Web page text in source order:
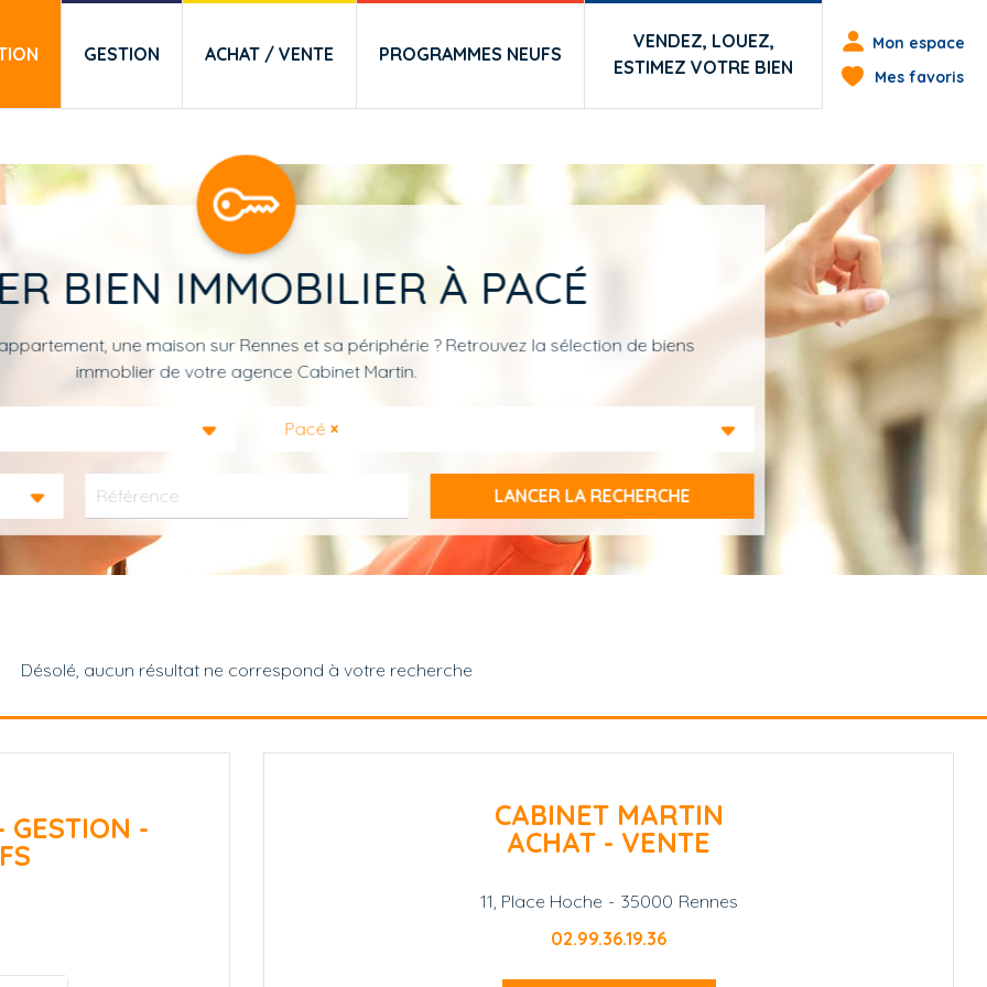
GESTION ACHAT / VENTE PROGRAMMES NEUFS
VENDEZ, LOUEZ,
ESTIMEZ VOTRE BIEN
Menu
Mon espace
Mes favoris
BIEN IMMOBILIER À PACÉ
une maison sur Rennes et sa périphérie ? Retrouvez la sélection de biens
immoblier de votre agence Cabinet Martin.
×
Pacé
Désolé, aucun résultat ne correspond à votre recherche
GESTION -
CABINET MARTIN
ACHAT - VENTE
11, Place Hoche - 35000 Rennes
02.99.36.19.36